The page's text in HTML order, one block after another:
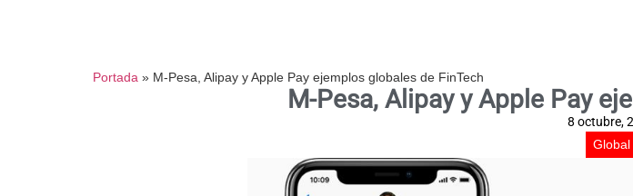
Portada » M-Pesa, Alipay y Apple Pay ejemplos globales de FinTech
M-Pesa, Alipay y Apple Pay
8 octubre,
Global